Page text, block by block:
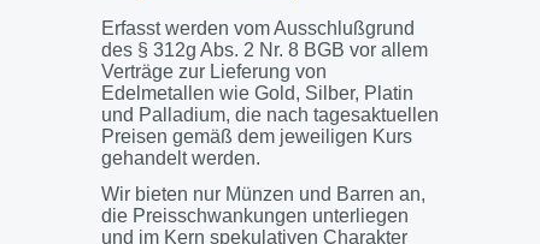
Erfasst werden vom Ausschlußgrund
des § 312g Abs. 2 Nr. 8 BGB vor allem
Verträge zur Lieferung von
Edelmetallen wie Gold, Silber, Platin
und Palladium, die nach tagesaktuellen
Preisen gemäß dem jeweiligen Kurs
gehandelt werden.
Wir bieten nur Münzen und Barren an,
die Preisschwankungen unterliegen
und im Kern spekulativen Charakter